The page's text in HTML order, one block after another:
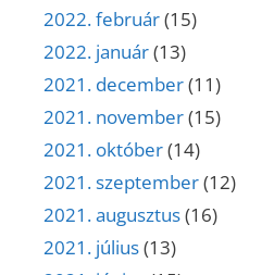
2022. február(15)
2022. január(13)
2021. december(11)
2021. november(15)
2021. október(14)
2021. szeptember(12)
2021. augusztus(16)
2021. július(13)